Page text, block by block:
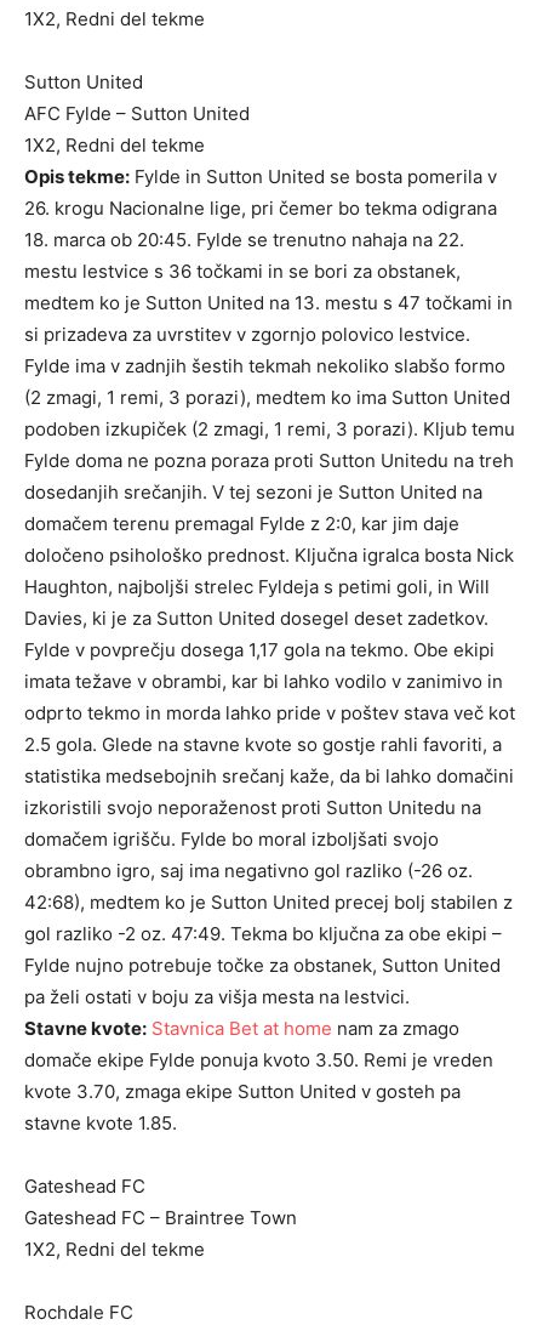
1X2, Redni del tekme
Sutton United
AFC Fylde – Sutton United
1X2, Redni del tekme
Opis tekme: Fylde in Sutton United se bosta pomerila v
26. krogu Nacionalne lige, pri čemer bo tekma odigrana
18. marca ob 20:45. Fylde se trenutno nahaja na 22.
mestu lestvice s 36 točkami in se bori za obstanek,
medtem ko je Sutton United na 13. mestu s 47 točkami in
si prizadeva za uvrstitev v zgornjo polovico lestvice.
Fylde ima v zadnjih šestih tekmah nekoliko slabšo formo
(2 zmagi, 1 remi, 3 porazi), medtem ko ima Sutton United
podoben izkupiček (2 zmagi, 1 remi, 3 porazi). Kljub temu
Fylde doma ne pozna poraza proti Sutton Unitedu na treh
dosedanjih srečanjih. V tej sezoni je Sutton United na
domačem terenu premagal Fylde z 2:0, kar jim daje
določeno psihološko prednost. Ključna igralca bosta Nick
Haughton, najboljši strelec Fyldeja s petimi goli, in Will
Davies, ki je za Sutton United dosegel deset zadetkov.
Fylde v povprečju dosega 1,17 gola na tekmo. Obe ekipi
imata težave v obrambi, kar bi lahko vodilo v zanimivo in
odprto tekmo in morda lahko pride v poštev stava več kot
2.5 gola. Glede na stavne kvote so gostje rahli favoriti, a
statistika medsebojnih srečanj kaže, da bi lahko domačini
izkoristili svojo neporaženost proti Sutton Unitedu na
domačem igrišču. Fylde bo moral izboljšati svojo
obrambno igro, saj ima negativno gol razliko (-26 oz.
42:68), medtem ko je Sutton United precej bolj stabilen z
gol razliko -2 oz. 47:49. Tekma bo ključna za obe ekipi –
Fylde nujno potrebuje točke za obstanek, Sutton United
pa želi ostati v boju za višja mesta na lestvici.
Stavne kvote: Stavnica Bet at home nam za zmago
domače ekipe Fylde ponuja kvoto 3.50. Remi je vreden
kvote 3.70, zmaga ekipe Sutton United v gosteh pa
stavne kvote 1.85.
Gateshead FC
Gateshead FC – Braintree Town
1X2, Redni del tekme
Rochdale FC